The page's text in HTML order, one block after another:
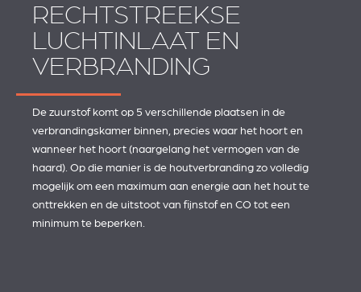
RECHTSTREEKSE
LUCHTINLAAT EN
VERBRANDING
De zuurstof komt op 5 verschillende plaatsen in de
verbrandingskamer binnen, precies waar het hoort en
wanneer het hoort (naargelang het vermogen van de
haard). Op die manier is de houtverbranding zo volledig
mogelijk om een maximum aan energie aan het hout te
onttrekken en de uitstoot van fijnstof en CO tot een
minimum te beperken.